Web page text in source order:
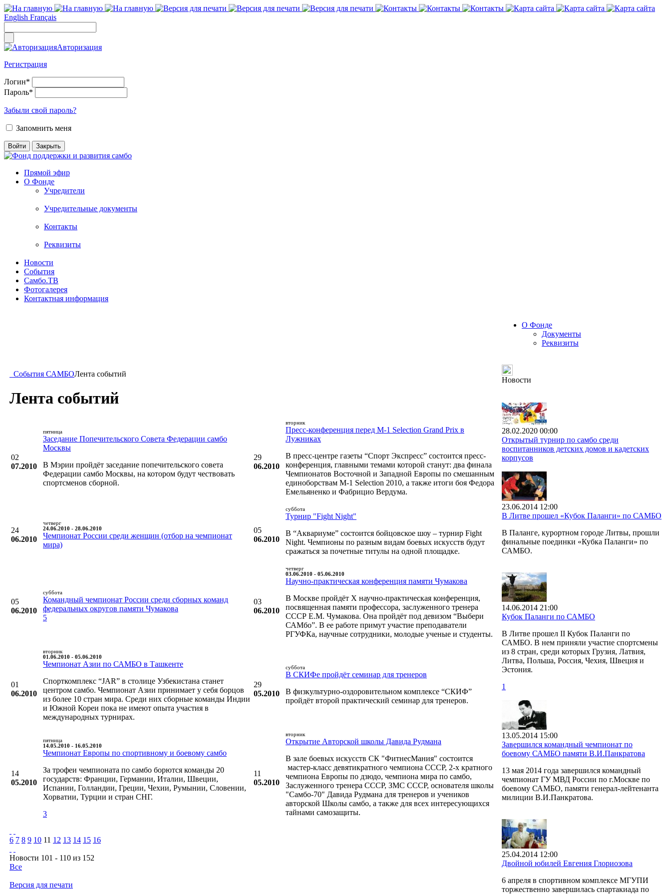
English Français
Авторизация
Регистрация
Логин*
Пароль*
Забыли свой пароль?
Запомнить меня
Прямой эфир
О Фонде
Учредители
Учредительные документы
Контакты
Реквизиты
Новости
События
Самбо.ТВ
Фотогалерея
Контактная информация
События САМБОЛента событий
Лента событий
02
07.2010
пятница
Заседание Попечительского Совета Федерации самбо
Москвы
В Мэрии пройдёт заседание попечительского совета
Федерации самбо Москвы, на котором будут чествовать
спортсменов сборной.
29
06.2010
вторник
Пресс-конференция перед M-1 Selection Grand Prix в
Лужниках
В пресс-центре газеты “Спорт Экспресс” состоится пресс-
конференция, главными темами которой станут: два финала
Чемпионатов Восточной и Западной Европы по смешанным
единоборствам M-1 Selection 2010, а также итоги боя Федора
Емельяненко и Фабрицио Вердума.
24
06.2010
четверг
24.06.2010 - 28.06.2010
Чемпионат России среди женщин (отбор на чемпионат
мира)
05
06.2010
суббота
Турнир "Fight Night"
В “Аквариуме” состоится бойцовское шоу – турнир Fight
Night. Чемпионы по разным видам боевых искусств будут
сражаться за почетные титулы на одной площадке.
05
06.2010
суббота
Командный чемпионат России среди сборных команд
федеральных округов памяти Чумакова
5
03
06.2010
четверг
03.06.2010 - 05.06.2010
Научно-практическая конференция памяти Чумакова
В Москве пройдёт X научно-практическая конференция,
посвященная памяти профессора, заслуженного тренера
СССР Е.М. Чумакова. Она пройдёт под девизом “Выбери
САМбо”. В ее работе примут участие преподаватели
РГУФКа, научные сотрудники, молодые ученые и студенты.
01
06.2010
вторник
01.06.2010 - 05.06.2010
Чемпионат Азии по САМБО в Ташкенте
Спорткомплекс “JAR” в столице Узбекистана станет
центром самбо. Чемпионат Азии принимает у себя борцов
из более 10 стран мира. Среди них сборные команды Индии
и Южной Кореи пока не имеют опыта участия в
международных турнирах.
29
05.2010
суббота
В СКИФе пройдёт семинар для тренеров
В физкультурно-оздоровительном комплексе “СКИФ”
пройдёт второй практический семинар для тренеров.
14
05.2010
пятница
14.05.2010 - 16.05.2010
Чемпионат Европы по спортивному и боевому самбо
За трофеи чемпионата по самбо борются команды 20
государств: Франции, Германии, Италии, Швеции,
Испании, Голландии, Греции, Чехии, Румынии, Словении,
Хорватии, Турции и стран СНГ.
3
11
05.2010
вторник
Открытие Авторской школы Давида Рудмана
В зале боевых искусств СК "ФитнесМания" состоится
мастер-класс девятикратного чемпиона СССР, 2-х кратного
чемпиона Европы по дзюдо, чемпиона мира по самбо,
Заслуженного тренера СССР, ЗМС СССР, основателя школы
"Самбо-70" Давида Рудмана для тренеров и учеников
авторской Школы самбо, а также для всех интересующихся
тайнами самозащиты.
6 7 8 9 10 11 12 13 14 15 16
Новости 101 - 110 из 152
Все
Версия для печати
О Фонде
Документы
Реквизиты
Новости
28.02.2020 00:00
Открытый турнир по самбо среди
воспитанников детских домов и кадетских
корпусов
23.06.2014 12:00
В Литве прошел «Кубок Паланги» по САМБО
В Паланге, курортном городе Литвы, прошли
финальные поединки «Кубка Паланги» по
САМБО.
14.06.2014 21:00
Кубок Паланги по САМБО
В Литве прошел II Кубок Паланги по
САМБО. В нем приняли участие спортсмены
из 8 стран, среди которых Грузия, Латвия,
Литва, Польша, Россия, Чехия, Швеция и
Эстония.
1
13.05.2014 15:00
Завершился командный чемпионат по
боевому САМБО памяти В.И.Панкратова
13 мая 2014 года завершился командный
чемпионат ГУ МВД России по г.Москве по
боевому САМБО, памяти генерал-лейтенанта
милиции В.И.Панкратова.
25.04.2014 12:00
Двойной юбилей Евгения Глориозова
6 апреля в спортивном комплексе МГУПИ
торжественно завершилась спартакиада по